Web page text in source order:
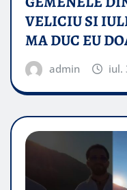
VELICIU SI
MA DUC EU
admin iul.